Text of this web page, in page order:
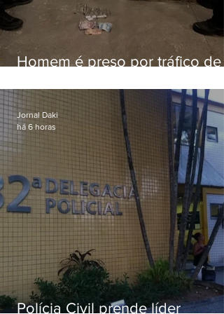
Homem é preso por tráfico de
Polícia Civil prende líder
Jornal Daki
há 6 horas